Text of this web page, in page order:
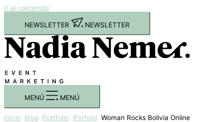
Ir al contenido
NEWSLETTER NEWSLETTER
MENÚ MENÚ
Inicio Blog Portfolio Porfolio Woman Rocks Bolivia Online